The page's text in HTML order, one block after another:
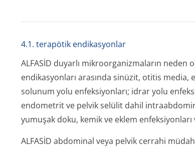
4.1. terapötik endikasyonlar
ALFASİD duyarlı mikroorganizmaların
endikasyonları arasında sinüzit, otitis
solunum yolu enfeksiyonları; idrar yolu
endometrit ve pelvik selülit dahil
yumuşak doku, kemik ve eklem
ALFASİD abdominal veya pelvik cerrahi